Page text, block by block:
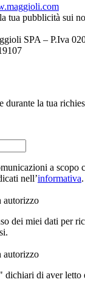
tua pubblicità sui
SPA – P.Iva
durante la tua
a scopo
nell’informativa.
autorizzo
dei miei dati per
autorizzo
di aver letto